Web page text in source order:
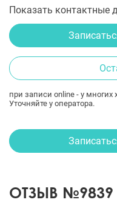
Показать контактные
при записи online - у многих
Уточняйте у оператора.
ОТЗЫВ №9839